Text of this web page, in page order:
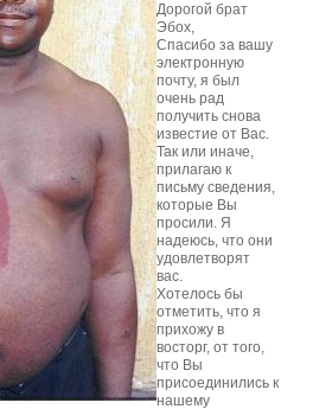
Дорогой брат
Эбох,
Спасибо за вашу
электронную
почту, я был
очень рад
получить снова
известие от Вас.
Так или иначе,
прилагаю к
письму сведения,
которые Вы
просили. Я
надеюсь, что они
удовлетворят
вас.
Хотелось бы
отметить, что я
прихожу в
восторг, от того,
что Вы
присоединились к
нашему